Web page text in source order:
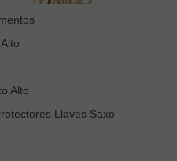
Alto
Llaves Saxo